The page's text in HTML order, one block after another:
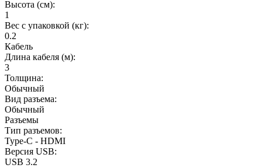
Высота (см):
1
Вес с упаковкой (кг):
0.2
Кабель
Длина кабеля (м):
3
Толщина:
Обычный
Вид разъема:
Обычный
Разъемы
Тип разъемов:
Type-C - HDMI
Версия USB:
USB 3.2